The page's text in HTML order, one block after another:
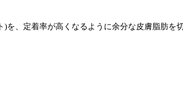
)を、定着率が高くなるように余分な皮膚脂肪を